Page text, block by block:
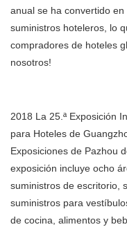
anual se ha convertido
suministros hoteleros, lo
compradores de hoteles
nosotros!
2018 La 25.ª Exposición
para Hoteles de
Exposiciones de Pazhou
exposición incluye ocho
suministros de escritorio,
suministros para
de cocina, alimentos y